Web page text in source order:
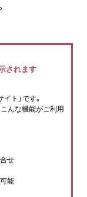
されます
ト」です。
んな機能がご利用
せ
能